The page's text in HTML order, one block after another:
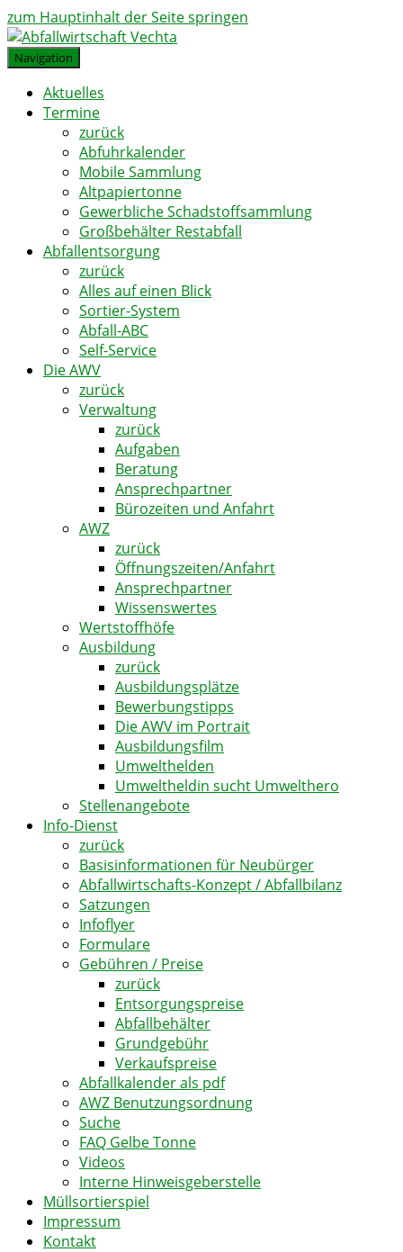
zum Hauptinhalt der Seite springen
Navigation
Aktuelles
Termine
zurück
Abfuhrkalender
Mobile Sammlung
Altpapiertonne
Gewerbliche Schadstoffsammlung
Großbehälter Restabfall
Abfallentsorgung
zurück
Alles auf einen Blick
Sortier-System
Abfall-ABC
Self-Service
Die AWV
zurück
Verwaltung
zurück
Aufgaben
Beratung
Ansprechpartner
Bürozeiten und Anfahrt
AWZ
zurück
Öffnungszeiten/Anfahrt
Ansprechpartner
Wissenswertes
Wertstoffhöfe
Ausbildung
zurück
Ausbildungsplätze
Bewerbungstipps
Die AWV im Portrait
Ausbildungsfilm
Umwelthelden
Umweltheldin sucht Umwelthero
Stellenangebote
Info-Dienst
zurück
Basisinformationen für Neubürger
Abfallwirtschafts-Konzept / Abfallbilanz
Satzungen
Infoflyer
Formulare
Gebühren / Preise
zurück
Entsorgungspreise
Abfallbehälter
Grundgebühr
Verkaufspreise
Abfallkalender als pdf
AWZ Benutzungsordnung
Suche
FAQ Gelbe Tonne
Videos
Interne Hinweisgeberstelle
Müllsortierspiel
Impressum
Kontakt